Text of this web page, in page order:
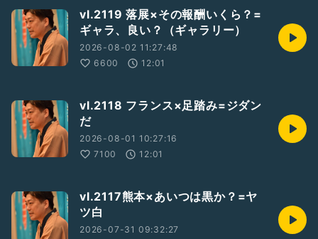
vl.2119 落展×その報酬いくら？=
ギャラ、良い？（ギャラリー）
2026-08-02 11:27:48
6600
12:01
vl.2118 フランス×足踏み=ジダン
だ
2026-08-01 10:27:16
7100
12:01
vl.2117熊本×あいつは黒か？=ヤ
ツ白
2026-07-31 09:32:27